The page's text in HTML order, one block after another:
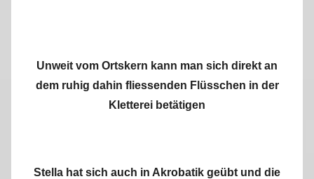
Unweit vom Ortskern kann man sich direkt an
dem ruhig dahin fliessenden Flüsschen in der
Kletterei betätigen
Stella hat sich auch in Akrobatik geübt und die